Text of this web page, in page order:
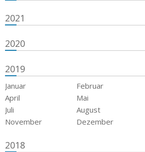
2021
2020
2019
Januar Februar
April
Mai
Juli
August
November
Dezember
2018